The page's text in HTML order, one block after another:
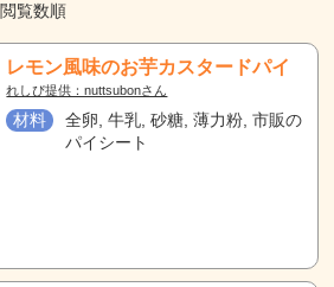
閲覧数順
レモン風味のお芋カスタードパイ
れしぴ提供：nuttsubonさん
材料
全卵, 牛乳, 砂糖, 薄力粉, 市販の
パイシート